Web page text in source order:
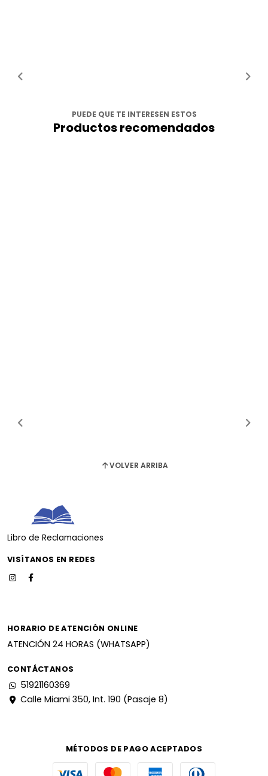
PUEDE QUE TE INTERESEN ESTOS
Productos recomendados
VOLVER ARRIBA
Libro de Reclamaciones
VISÍTANOS EN REDES
HORARIO DE ATENCIÓN ONLINE
ATENCIÓN 24 HORAS (WHATSAPP)
CONTÁCTANOS
51921160369
Calle Miami 350, Int. 190 (Pasaje 8)
MÉTODOS DE PAGO ACEPTADOS